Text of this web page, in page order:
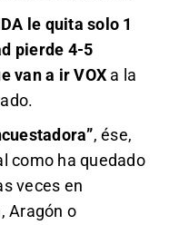
le quita solo 1
pierde 4-5
van a ir VOX a la
, ése,
como ha quedado
veces en
Aragón o